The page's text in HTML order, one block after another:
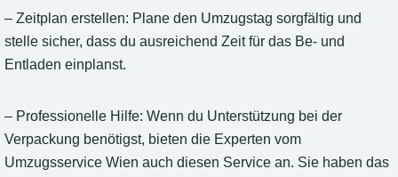
– Zeitplan erstellen: Plane den Umzugstag sorgfältig und
stelle sicher, dass du ausreichend Zeit für das Be- und
Entladen einplanst.
– Professionelle Hilfe: Wenn du Unterstützung bei der
Verpackung benötigst, bieten die Experten vom
Umzugsservice Wien auch diesen Service an. Sie haben das